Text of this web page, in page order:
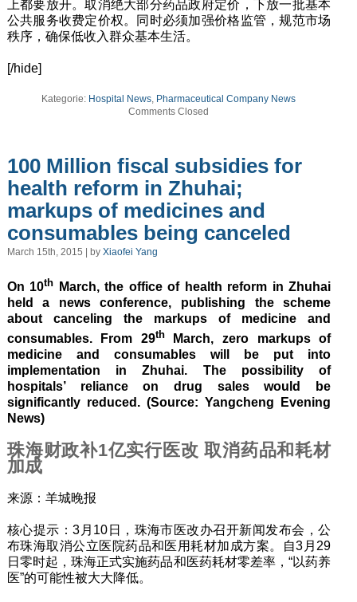
上都要放开。取消绝大部分药品政府定价，下放一批基本
公共服务收费定价权。同时必须加强价格监管，规范市场
秩序，确保低收入群众基本生活。
[/hide]
Kategorie: Hospital News, Pharmaceutical Company News
Comments Closed
100 Million fiscal subsidies for
health reform in Zhuhai;
markups of medicines and
consumables being canceled
March 15th, 2015 | by Xiaofei Yang
On 10th March, the office of health reform in Zhuhai
held a news conference, publishing the scheme
about canceling the markups of medicine and
consumables. From 29thMarch, zero markups of
medicine and consumables will be put into
implementation in Zhuhai. The possibility of
hospitals’ reliance on drug sales would be
significantly reduced. (Source: Yangcheng Evening
News)
珠海财政补1亿实行医改 取消药品和耗材
加成
来源：羊城晚报
核心提示：3月10日，珠海市医改办召开新闻发布会，公
布珠海取消公立医院药品和医用耗材加成方案。自3月29
日零时起，珠海正式实施药品和医药耗材零差率，“以药养
医”的可能性被大大降低。